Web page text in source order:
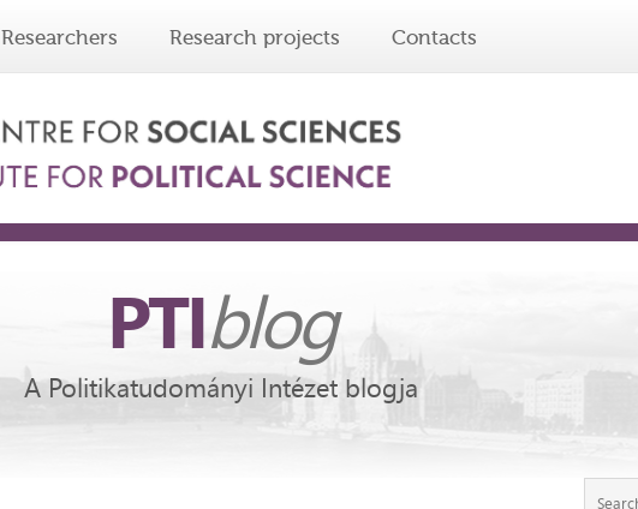
Researchers Research projects Contacts
PTIblog
A Politikatudományi Intézet blogja